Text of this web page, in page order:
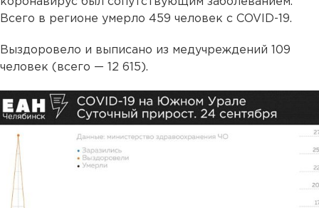
Всего в регионе умерло 459 человек с COVID-19.
Выздоровело и выписано из медучреждений 109
человек (всего — 12 615).